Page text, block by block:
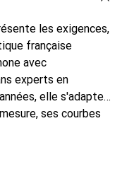
les exigences,
française
avec
experts en
elle s'adapte
ses courbes
de votre